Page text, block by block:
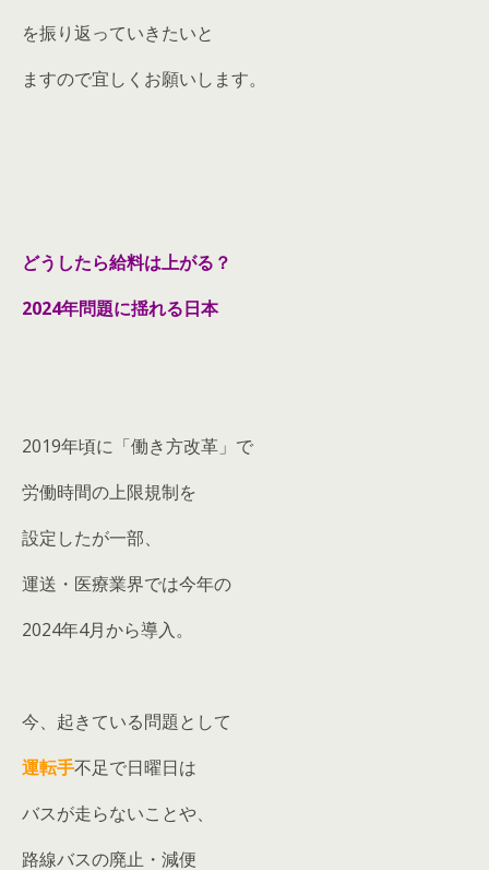
を振り返っていきたいと
ますので宜しくお願いします。
どうしたら給料は上がる？
2024年問題に揺れる日本
2019年頃に「働き方改革」で
労働時間の上限規制を
設定したが一部、
運送・医療業界では今年の
2024年4月から導入。
今、起きている問題として
運転手不足で日曜日は
バスが走らないことや、
路線バスの廃止・減便